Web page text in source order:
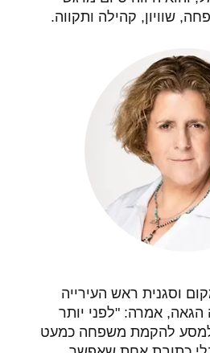
שוויון, קהילה ותקווה.
וסגנית ראש העירייה
הגאה, אמרה: "לפני יותר
להקמת משפחה כמעט